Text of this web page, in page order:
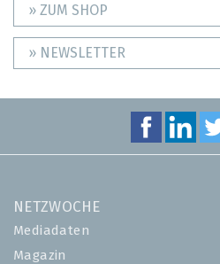
» ZUM SHOP
» NEWSLETTER
NETZWOCHE
Mediadaten
Magazin